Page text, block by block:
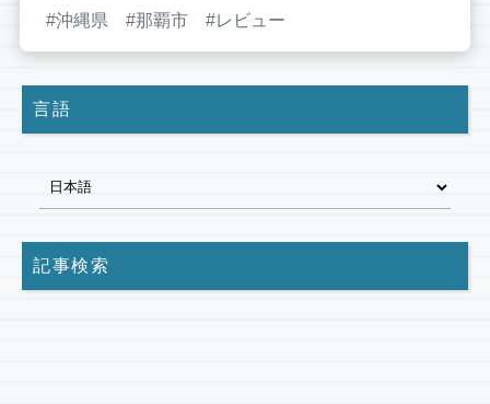
沖縄県 那覇市 レビュー
言語
記事検索